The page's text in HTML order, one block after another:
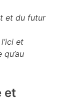
et du futur
et
et